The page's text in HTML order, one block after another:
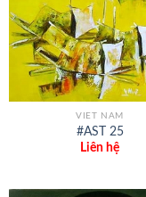
VIET NAM
#AST 25
Liên hệ